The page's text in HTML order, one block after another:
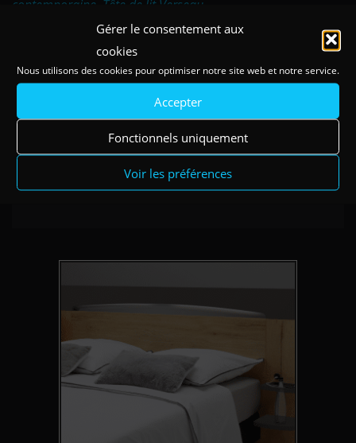
Gérer le consentement aux
cookies
Nous utilisons des cookies pour optimiser notre site web et notre service.
Accepter
Fonctionnels uniquement
Voir les préférences
contemporaine Tête de lit Verseau
OÙ TROUVER CE PRODUIT
Existe en coloris